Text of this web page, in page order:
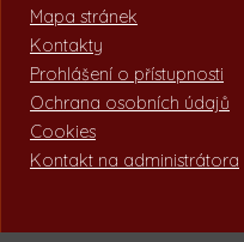
Mapa stránek
Kontakty
Prohlášení o přístupnosti
Ochrana osobních údajů
Cookies
Kontakt na administrátora